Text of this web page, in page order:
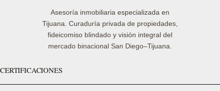
Asesoría inmobiliaria especializada en
Tijuana. Curaduría privada de propiedades,
fideicomiso blindado y visión integral del
mercado binacional San Diego–Tijuana.
CERTIFICACIONES